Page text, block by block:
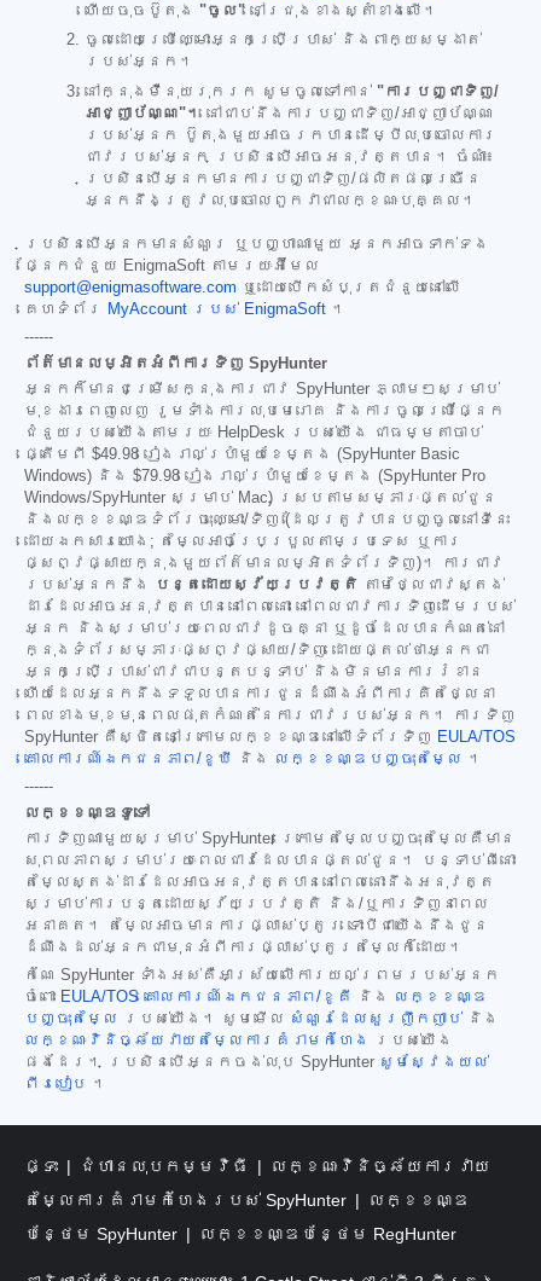
ហើយចុចប៊ូតុង "ចូល" នៅជ្រុងខាងស្តាំខាងលើ។
ចូលដោយប្រើឈ្មោះអ្នកប្រើប្រាស់ និងពាក្យសម្ងាត់
របស់អ្នក។
នៅក្នុងម៉ឺនុយរុករក សូមចូលទៅកាន់ "ការបញ្ជាទិញ/
អាជ្ញាប័ណ្ណ"។ នៅជាប់នឹងការបញ្ជាទិញ/អាជ្ញាប័ណ្ណ
របស់អ្នក ប៊ូតុងមួយអាចរកបានដើម្បីលុបចោលការ
ជាវរបស់អ្នក ប្រសិនបើអាចអនុវត្តបាន។ ចំណាំ៖
ប្រសិនបើអ្នកមានការបញ្ជាទិញ/ផលិតផលច្រើន
អ្នកនឹងត្រូវលុបចោលពួកវាជាលក្ខណៈបុគ្គល។
ប្រសិនបើអ្នកមានសំណួរ ឬបញ្ហាណាមួយ អ្នកអាចទាក់ទង
ផ្នែកជំនួយ EnigmaSoft តាមរយៈអ៊ីមែល
support@enigmasoftware.com ឬដោយបើកសំបុត្រជំនួយនៅលើ
គេហទំព័រ
MyAccount របស់ EnigmaSoft ។
------
ព័ត៌មានលម្អិតអំពីការទិញ SpyHunter
អ្នកក៏មានជម្រើសក្នុងការជាវ SpyHunter ភ្លាមៗសម្រាប់
មុខងារពេញលេញ រួមទាំងការលុបមេរោគ និងការចូលប្រើផ្នែក
ជំនួយរបស់យើងតាមរយៈ HelpDesk របស់យើង ជាធម្មតាចាប់
ផ្តើមពី $49.98 រៀងរាល់ប្រាំមួយខែម្តង (SpyHunter Basic
Windows) និង $79.98 រៀងរាល់ប្រាំមួយខែម្តង (SpyHunter Pro
Windows/SpyHunter សម្រាប់ Mac) ស្របតាមសម្ភារៈផ្តល់ជូន
និងលក្ខខណ្ឌទំព័រចុះឈ្មោះ/ទិញ (ដែលត្រូវបានបញ្ចូលនៅទីនេះ
ដោយឯកសារយោង; តម្លៃអាចប្រែប្រួលតាមប្រទេស ឬការ
ផ្សព្វផ្សាយក្នុងមួយព័ត៌មានលម្អិតទំព័រទិញ)។ ការជាវ
របស់អ្នកនឹង
បន្តដោយស្វ័យប្រវត្តិ តាមថ្លៃជាវស្តង់
ដារដែលអាចអនុវត្តបាននៅពេលនោះ នៅពេលជាវការទិញដើមរបស់
អ្នក និងសម្រាប់រយៈពេលជាវដូចគ្នា ឬដូចដែលបានកំណត់នៅ
ក្នុងទំព័រសម្ភារៈផ្សព្វផ្សាយ/ទិញ ដោយផ្តល់ថាអ្នកជា
អ្នកប្រើប្រាស់ជាវជាបន្តបន្ទាប់ និងមិនមានការរំខាន
ហើយដែលអ្នកនឹងទទួលបានការជូនដំណឹងអំពីការគិតថ្លៃនា
ពេលខាងមុខមុនពេលផុតកំណត់នៃការជាវរបស់អ្នក។ ការទិញ
SpyHunter គឺស្ថិតនៅក្រោមលក្ខខណ្ឌនៅលើទំព័រទិញ EULA/TOS
គោលការណ៍ឯកជនភាព/ខូឃី
និង លក្ខខណ្ឌបញ្ចុះតម្លៃ ។
------
លក្ខខណ្ឌទូទៅ
ការទិញណាមួយសម្រាប់ SpyHunter ក្រោមតម្លៃបញ្ចុះតម្លៃគឺមាន
សុពលភាពសម្រាប់រយៈពេលជាវដែលបានផ្តល់ជូន។ បន្ទាប់ពីនោះ
តម្លៃស្តង់ដារដែលអាចអនុវត្តបាននៅពេលនោះនឹងអនុវត្ត
សម្រាប់ការបន្តដោយស្វ័យប្រវត្តិ និង/ឬការទិញនាពេល
អនាគត។ តម្លៃអាចមានការផ្លាស់ប្តូរ ទោះបីជាយើងនឹងជូន
ដំណឹងដល់អ្នកជាមុនអំពីការផ្លាស់ប្តូរតម្លៃក៏ដោយ។
កំណែ SpyHunter ទាំងអស់គឺអាស្រ័យលើការយល់ព្រមរបស់អ្នក
ចំពោះ EULA/TOS គោលការណ៍ឯកជនភាព/ខូគី និង
លក្ខខណ្ឌ
បញ្ចុះតម្លៃ
របស់យើង។ សូមមើល សំណួរដែលសួរញឹកញាប់ និង
លក្ខណៈវិនិច្ឆ័យវាយតម្លៃការគំរាមកំហែង
របស់យើង
ផងដែរ។ ប្រសិនបើអ្នកចង់លុប SpyHunter សូមស្វែងយល់
ពីរបៀប ។
ផ្ទះ ជំហានលុបកម្មវិធី
លក្ខណៈវិនិច្ឆ័យការវាយ
តម្លៃការគំរាមកំហែងរបស់ SpyHunter
លក្ខខណ្ឌ
បន្ថែម SpyHunter
លក្ខខណ្ឌបន្ថែម RegHunter